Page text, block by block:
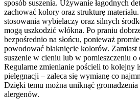
sposób suszenia. Używanie łagodnych
zachować kolory oraz strukturę
stosowania wybielaczy oraz silnych
mogą uszkodzić włókna. Po praniu
bezpośrednio na słońcu, ponieważ
powodować blaknięcie kolorów. Zamiast
suszenie w cieniu lub w pomieszczeniu
Regularne zmienianie pościeli to kolejny
pielęgnacji – zaleca się wymianę co
Dzięki temu można uniknąć
alergenów.